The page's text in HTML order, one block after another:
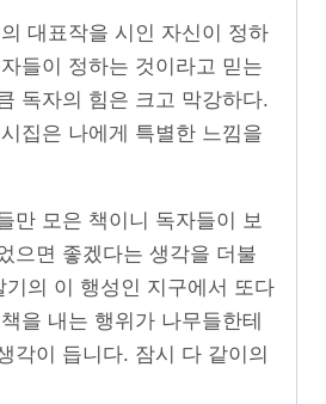
대표작을 시인 자신이 정하
들이 정하는 것이라고 믿는
독자의 힘은 크고 막강하다.
집은 나에게 특별한 느낌을
만 모은 책이니 독자들이 보
으면 좋겠다는 생각을 더불
기의 이 행성인 지구에서 또다
을 내는 행위가 나무들한테
각이 듭니다. 잠시 다 같이의